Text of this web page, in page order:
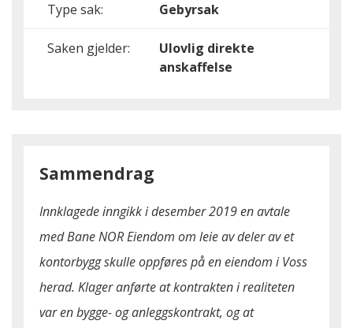
Type sak: Gebyrsak
Saken gjelder:
Ulovlig direkte
anskaffelse
Sammendrag
Innklagede inngikk i desember 2019 en avtale
med Bane NOR Eiendom om leie av deler av et
kontorbygg skulle oppføres på en eiendom i Voss
herad. Klager anførte at kontrakten i realiteten
var en bygge- og anleggskontrakt, og at